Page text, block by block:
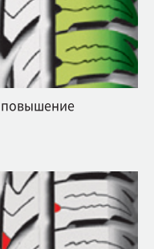
повышение